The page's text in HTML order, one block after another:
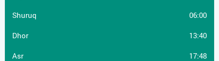
06:00
13:40
17:48